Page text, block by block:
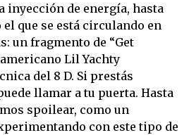
inyección de energía, hasta
el que se está circulando en
un fragmento de “Get
Lil Yachty
del 8 D. Si prestás
llamar a tu puerta. Hasta
spoilear, como un
con este tipo de